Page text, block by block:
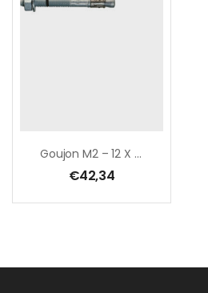
Goujon M2 – 12 X 125 Mm / (ETA Option 7) / Boîte De 50 Pcs
€42,34